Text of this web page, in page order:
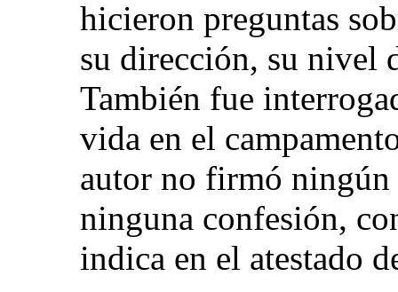
hicieron preguntas
su dirección, su nivel
También fue
vida en el
autor no firmó
ninguna confesión,
indica en el atestado